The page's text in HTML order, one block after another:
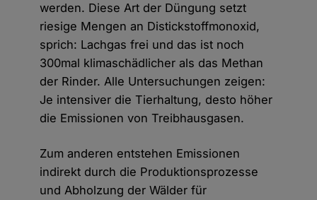
werden. Diese Art der Düngung setzt
riesige Mengen an Distickstoffmonoxid,
sprich: Lachgas frei und das ist noch
300mal klimaschädlicher als das Methan
der Rinder. Alle Untersuchungen zeigen:
Je intensiver die Tierhaltung, desto höher
die Emissionen von Treibhausgasen.
Zum anderen entstehen Emissionen
indirekt durch die Produktionsprozesse
und Abholzung der Wälder für